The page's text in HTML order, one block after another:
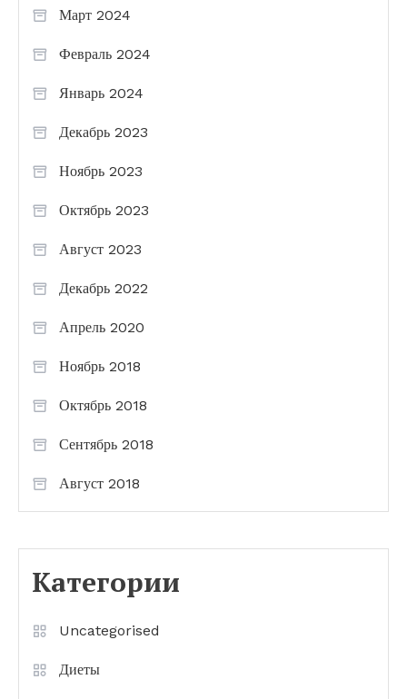
Март 2024
Февраль 2024
Январь 2024
Декабрь 2023
Ноябрь 2023
Октябрь 2023
Август 2023
Декабрь 2022
Апрель 2020
Ноябрь 2018
Октябрь 2018
Сентябрь 2018
Август 2018
Категории
Uncategorised
Диеты